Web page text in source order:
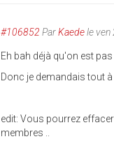
#106852 ParKaedele
Eh bah déjà qu'on est
Donc je demandais tout
edit: Vous pourrez
membres ..